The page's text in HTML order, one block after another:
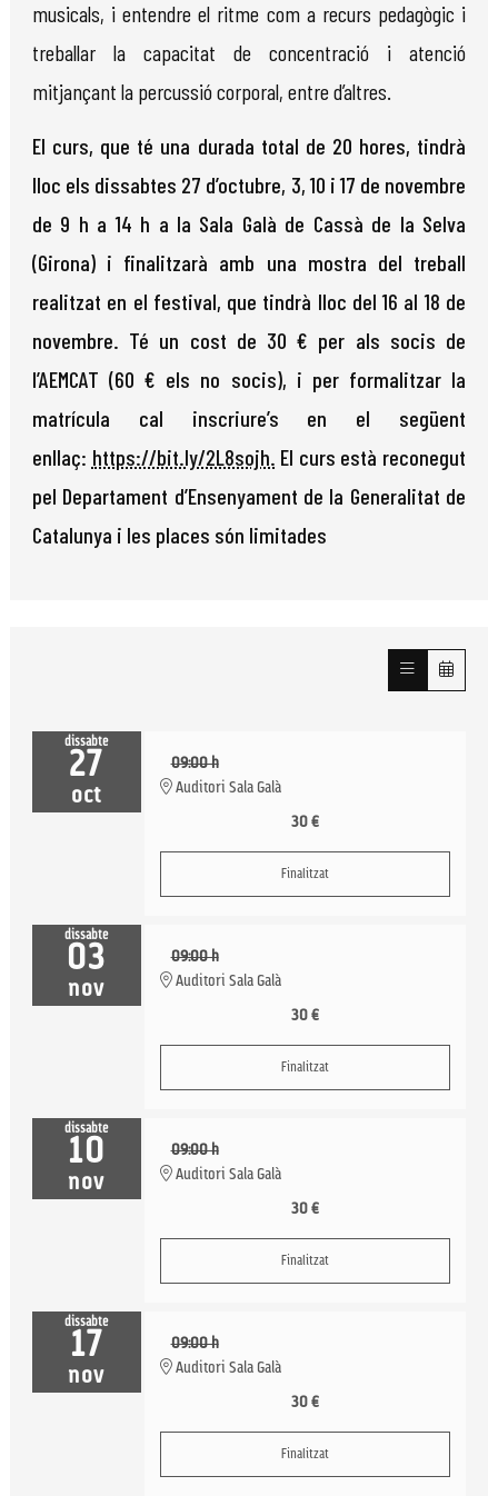
musicals, i entendre el ritme com a recurs pedagògic i
treballar la capacitat de concentració i atenció
mitjançant la percussió corporal, entre d’altres.
El curs, que té una durada total de 20 hores, tindrà
lloc els dissabtes 27 d’octubre, 3, 10 i 17 de novembre
de 9 h a 14 h a la Sala Galà de Cassà de la Selva
(Girona) i finalitzarà amb una mostra del treball
realitzat en el festival, que tindrà lloc del 16 al 18 de
novembre. Té un cost de 30 € per als socis de
l’AEMCAT (60 € els no socis), i per formalitzar la
matrícula cal inscriure’s en el següent
enllaç: https://bit.ly/2L8sojh. El curs està reconegut
pel Departament d’Ensenyament de la Generalitat de
Catalunya i les places són limitades
dissabte
27
oct
09:00 h
Auditori Sala Galà
30 €
Finalitzat
dissabte
03
nov
09:00 h
Auditori Sala Galà
30 €
Finalitzat
dissabte
10
nov
09:00 h
Auditori Sala Galà
30 €
Finalitzat
dissabte
17
nov
09:00 h
Auditori Sala Galà
30 €
Finalitzat